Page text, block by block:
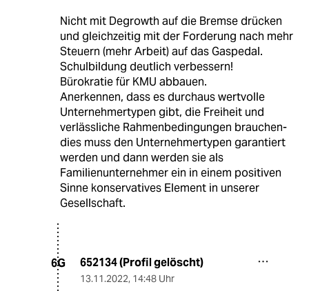
Nicht mit Degrowth auf die Bremse drücken
und gleichzeitig mit der Forderung nach mehr
Steuern (mehr Arbeit) auf das Gaspedal.
Schulbildung deutlich verbessern!
Bürokratie für KMU abbauen.
Anerkennen, dass es durchaus wertvolle
Unternehmertypen gibt, die Freiheit und
verlässliche Rahmenbedingungen brauchen-
dies muss den Unternehmertypen garantiert
werden und dann werden sie als
Familienunternehmer ein in einem positiven
Sinne konservatives Element in unserer
Gesellschaft.
6G 652134 (Profil gelöscht)
13.11.2022, 14:48 Uhr